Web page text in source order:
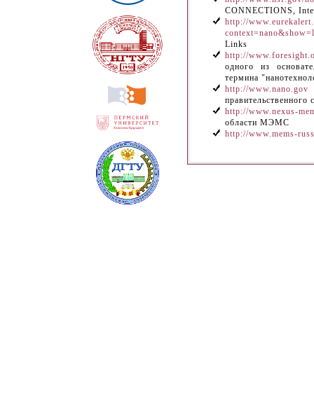
CONNECTIONS,
http://
Links
http://
одного из
термина
http://www.nano.gov
правительственного
http://www.nexus-
области МЭМС
http://www.mems-